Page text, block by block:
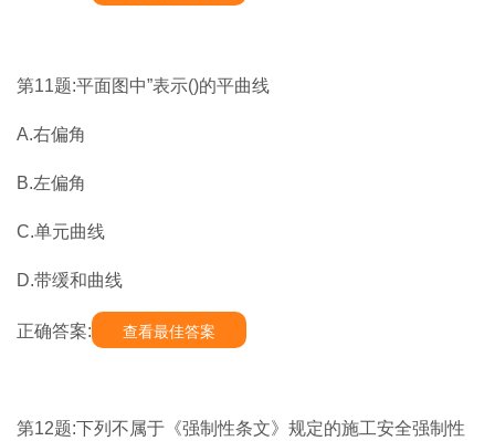
第11题:平面图中”表示()的平曲线
A.右偏角
B.左偏角
C.单元曲线
D.带缓和曲线
正确答案: 查看最佳答案
第12题:下列不属于《强制性条文》规定的施工安全强制性